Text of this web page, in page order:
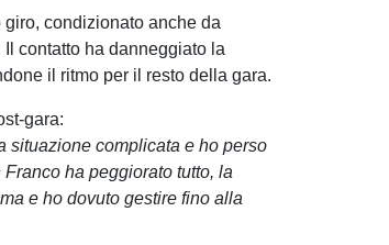
giro, condizionato anche da
contatto ha danneggiato la
il ritmo per il resto della gara.
gara:
situazione complicata e ho perso
ha peggiorato tutto, la
e ho dovuto gestire fino alla